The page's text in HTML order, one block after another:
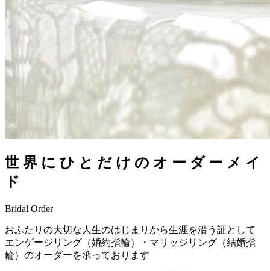
世 界 に ひ と だ け の オ ー ダ ー メ イ
ド
Bridal Order
おふたりの大切な人生のはじまりから生涯を沿う証として
エンゲージリング（婚約指輪）・マリッジリング（結婚指
輪）のオーダーを承っております